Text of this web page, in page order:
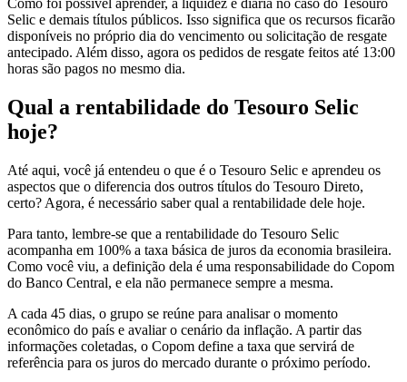
Selic e demais títulos públicos. Isso significa que os recursos ficarão
disponíveis no próprio dia do vencimento ou solicitação de resgate
antecipado. Além disso, agora os pedidos de resgate feitos até 13:00
horas são pagos no mesmo dia.
Qual a rentabilidade do Tesouro Selic
hoje?
Até aqui, você já entendeu o que é o Tesouro Selic e aprendeu os
aspectos que o diferencia dos outros títulos do Tesouro Direto,
certo? Agora, é necessário saber qual a rentabilidade dele hoje.
Para tanto, lembre-se que a rentabilidade do Tesouro Selic
acompanha em 100% a taxa básica de juros da economia brasileira.
Como você viu, a definição dela é uma responsabilidade do Copom
do Banco Central, e ela não permanece sempre a mesma.
A cada 45 dias, o grupo se reúne para analisar o momento
econômico do país e avaliar o cenário da inflação. A partir das
informações coletadas, o Copom define a taxa que servirá de
referência para os juros do mercado durante o próximo período.